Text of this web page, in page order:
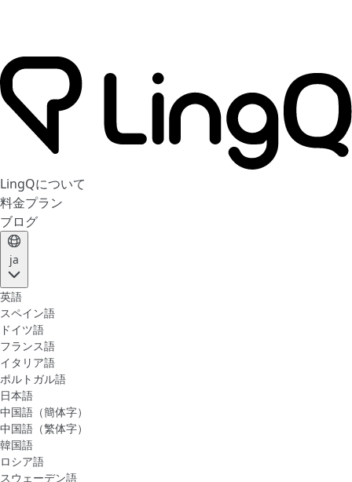
LingQについて
料金プラン
ブログ
ja
英語
スペイン語
ドイツ語
フランス語
イタリア語
ポルトガル語
日本語
中国語（簡体字）
中国語（繁体字）
韓国語
ロシア語
スウェーデン語